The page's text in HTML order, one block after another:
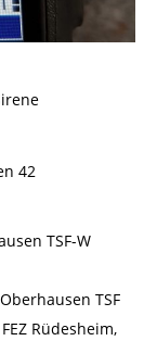
42
TSF-W
TSF
Rüdesheim,